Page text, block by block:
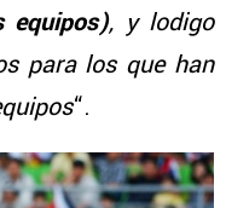
equipos), y lodigo
para los que han
“.